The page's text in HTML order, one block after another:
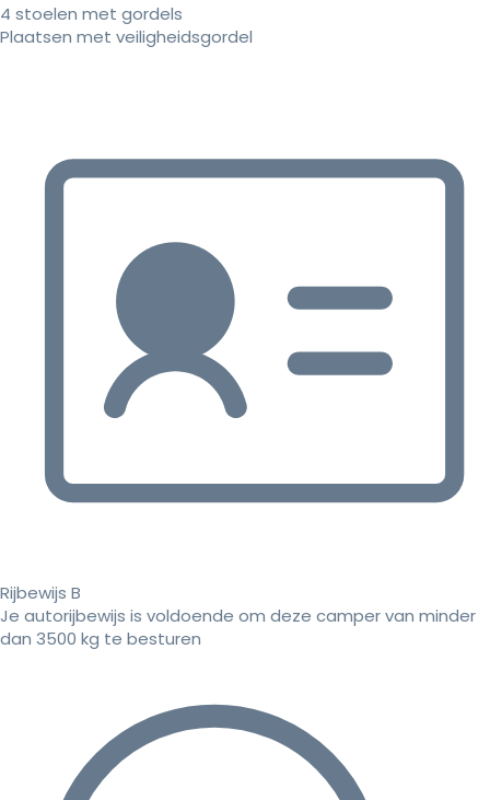
4 stoelen met gordels
Plaatsen met veiligheidsgordel
Rijbewijs B
Je autorijbewijs is voldoende om deze camper van minder
dan 3500 kg te besturen